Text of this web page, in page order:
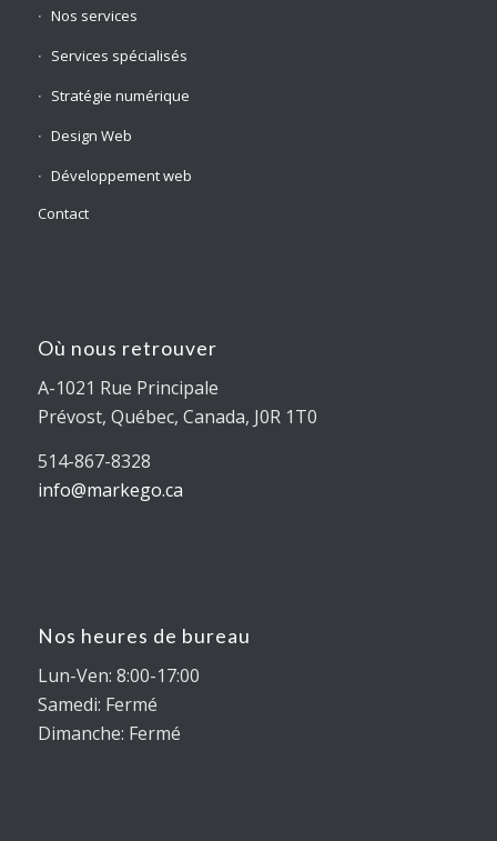
Nos services
Services spécialisés
Stratégie numérique
Design Web
Développement web
Contact
Où nous retrouver
A-1021 Rue Principale
Prévost, Québec, Canada, J0R 1T0
514-867-8328
info@markego.ca
Nos heures de bureau
Lun-Ven: 8:00-17:00
Samedi: Fermé
Dimanche: Fermé